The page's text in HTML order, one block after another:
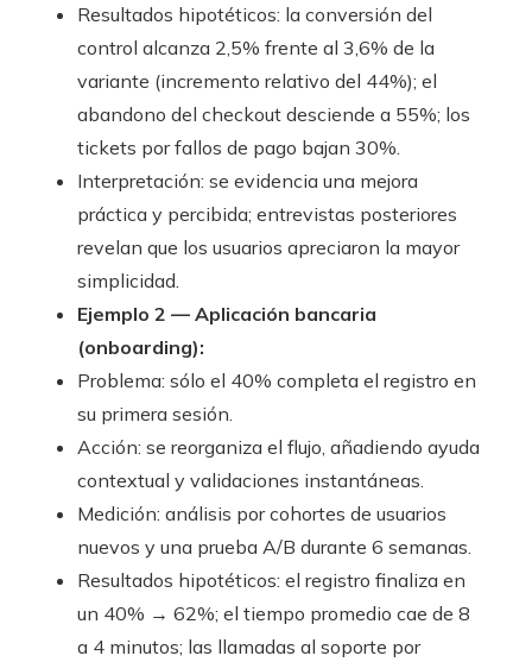
Resultados hipotéticos: la conversión del
control alcanza 2,5% frente al 3,6% de la
variante (incremento relativo del 44%); el
abandono del checkout desciende a 55%; los
tickets por fallos de pago bajan 30%.
Interpretación: se evidencia una mejora
práctica y percibida; entrevistas posteriores
revelan que los usuarios apreciaron la mayor
simplicidad.
Ejemplo 2 — Aplicación bancaria
(onboarding):
Problema: sólo el 40% completa el registro en
su primera sesión.
Acción: se reorganiza el flujo, añadiendo ayuda
contextual y validaciones instantáneas.
Medición: análisis por cohortes de usuarios
nuevos y una prueba A/B durante 6 semanas.
Resultados hipotéticos: el registro finaliza en
un 40% → 62%; el tiempo promedio cae de 8
a 4 minutos; las llamadas al soporte por